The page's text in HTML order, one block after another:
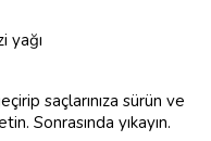
yağı
saçlarınıza sürün ve
Sonrasında yıkayın.